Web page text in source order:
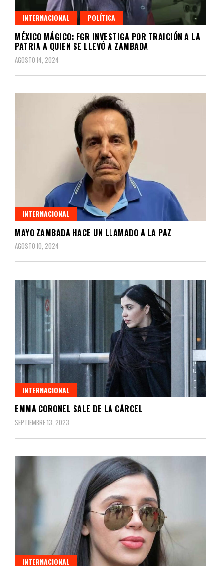
INTERNACIONAL POLÍTICA
MÉXICO MÁGICO: FGR INVESTIGA POR TRAICIÓN A LA
PATRIA A QUIEN SE LLEVÓ A ZAMBADA
AGOSTO 14, 2024
INTERNACIONAL
MAYO ZAMBADA HACE UN LLAMADO A LA PAZ
AGOSTO 10, 2024
INTERNACIONAL
EMMA CORONEL SALE DE LA CÁRCEL
SEPTIEMBRE 13, 2023
INTERNACIONAL